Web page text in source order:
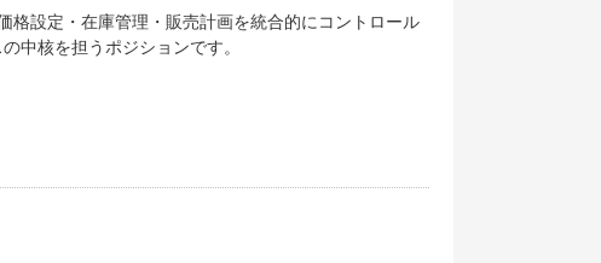
格設定・在庫管理・販売計画を統合的にコントロール
中核を担うポジションです。